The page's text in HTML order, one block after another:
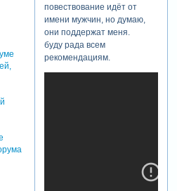
повествование идёт от
имени мужчин, но думаю,
они поддержат меня.
буду рада всем
рекомендациям.